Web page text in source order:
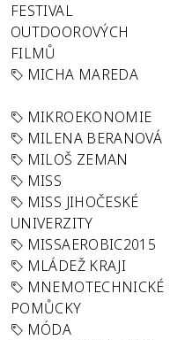
FESTIVAL
OUTDOOROVÝCH
FILMŮ
MICHA MAREDA
MIKROEKONOMIE
MILENA BERANOVÁ
MILOŠ ZEMAN
MISS
MISS JIHOČESKÉ
UNIVERZITY
MISSAEROBIC2015
MLÁDEŽ KRAJI
MNEMOTECHNICKÉ
POMŮCKY
MÓDA